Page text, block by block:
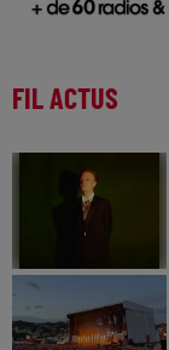
FIL ACTUS